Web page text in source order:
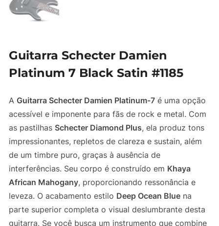
Guitarra Schecter Damien
Platinum 7 Black Satin #1185
A Guitarra Schecter Damien Platinum-7é uma opção
acessível e imponente para fãs de rock e metal. Com
as pastilhas Schecter Diamond Plus, ela produz tons
impressionantes, repletos de clareza e sustain, além
de um timbre puro, graças à ausência de
interferências. Seu corpo é construído em Khaya
African Mahogany, proporcionando ressonância e
leveza. O acabamento estilo Deep Ocean Bluena
parte superior completa o visual deslumbrante desta
guitarra. Se você busca um instrumento que combine